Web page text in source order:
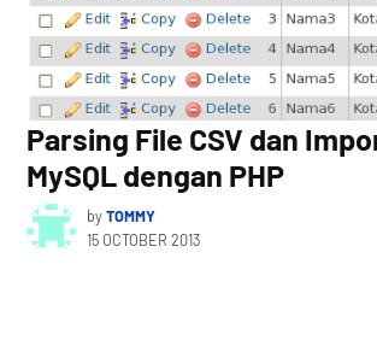
Parsing File CSV dan
MySQL dengan PHP
byTOMMY
15 OCTOBER 2013